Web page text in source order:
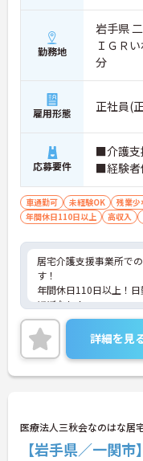
勤務地
岩手県
ＩＧＲ
分
雇用形態 正社員(
応募要件
■介護支
■経験者
車通勤可 未経験OK 残業少
年間休日110日以上
高収入
居宅介護支援事業所で
す！
年間休日110日以上！
ほぼなし！
プライベートな時間も
す。
ご興味ある方には、面
細をお話致しますので
詳細を見
医療法人三秋会なのはな居
【岩手県／一関